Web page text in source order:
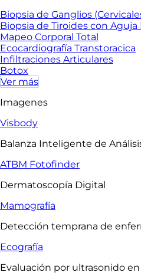
Biopsia de Ganglios
Biopsia de Tiroides con Aguja
Mapeo Corporal Total
Ecocardiografía Transtoracica
Infiltraciones Articulares
Botox
Ver más
Imagenes
Visbody
Balanza Inteligente de
ATBM Fotofinder
Dermatoscopía Digital
Mamografía
Detección temprana de
Ecografía
Evaluación por ultrasonido